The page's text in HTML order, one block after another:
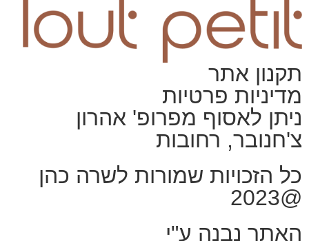
תקנון אתר
מדיניות פרטיות
ניתן לאסוף מפרופ' אהרון
צ'חנובר, רחובות
כל הזכויות שמורות לשרה כהן
@2023
האתר נבנה ע"י